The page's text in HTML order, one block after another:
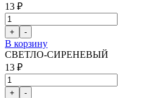
13 ₽
В корзину
СВЕТЛО-СИРЕНЕВЫЙ
13 ₽